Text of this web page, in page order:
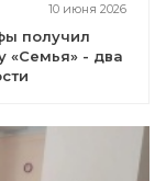
10 июня 2026
получил
«Семья» - два